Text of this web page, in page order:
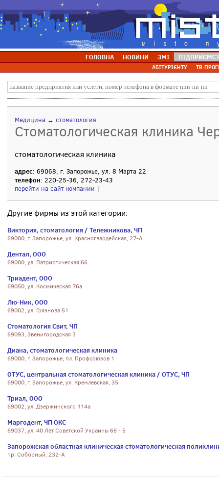
ГОЛОВНА НОВИНИ ЗМІ
АБІТУРІЄНТУ ТВ-
Медицина → стоматология
Стоматологическая клиника
стоматологическая клиника
адрес: 69068, г. Запорожье, ул. 8 Марта 22
телефон: 220-25-36, 272-23-43
перейти на сайт компании |
Другие фирмы из этой категории:
Виктория, стоматология / Тележникова, ЧП
69000, г. Запорожье, ул. Красногвардейская, 27-А
Дентал, ООО
69000, ул. Патриотическая 66
Триадент, ООО
69050, ул. Космическая 76а
Лю-Ник, ООО
69002, ул. Грязнова 51
Стоматология Свит, ЧП
69093, Звенигородская 3
Диана, стоматологическая клиника
69000, г. Запорожье, пл. Профсоюзов 1
ОТУС, центральная стоматологическая клиника / ОТУС, ЧП
69000, г. Запорожье, ул. Кремлевская, 35
Триал, ООО
69002, ул. Дзержинского 114а
Маргодент, ЧП ОКС
69037, ул. 40 Лет Советской Украины 68 - 5
Запорожская областная клиническая стоматологическая
пр. Соборный, 232-А